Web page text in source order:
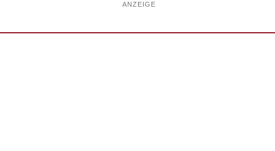
ANZEIGE